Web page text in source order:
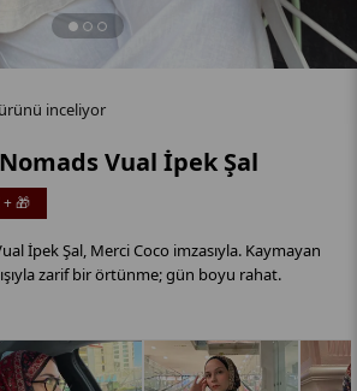
adet satıldı
inceliyor
Vual İpek Şal
🎁
İpek Şal, Merci Coco imzasıyla. Kaymayan
zarif bir örtünme; gün boyu rahat.